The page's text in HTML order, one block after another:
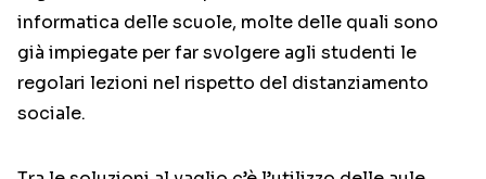
informatica delle scuole, molte delle quali sono
già impiegate per far svolgere agli studenti le
regolari lezioni nel rispetto del distanziamento
sociale.